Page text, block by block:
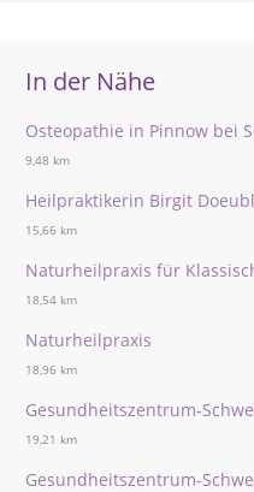
In der Nähe
Osteopathie in Pinnow bei
9,48 km
Heilpraktikerin Birgit
15,66 km
Naturheilpraxis für
18,54 km
Naturheilpraxis
18,96 km
Gesundheitszentrum-
19,21 km
Gesundheitszentrum-